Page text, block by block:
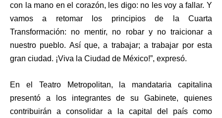
con la mano en el corazón, les digo: no les voy a fallar. Y
vamos a retomar los principios de la Cuarta
Transformación: no mentir, no robar y no traicionar a
nuestro pueblo. Así que, a trabajar; a trabajar por esta
gran ciudad. ¡Viva la Ciudad de México!”, expresó.
En el Teatro Metropolitan, la mandataria capitalina
presentó a los integrantes de su Gabinete, quienes
contribuirán a consolidar a la capital del país como